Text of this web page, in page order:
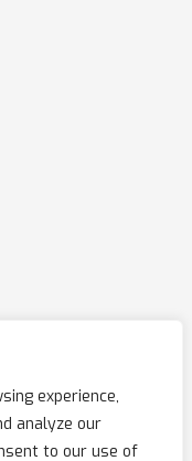
experience,
analyze our
to our use of